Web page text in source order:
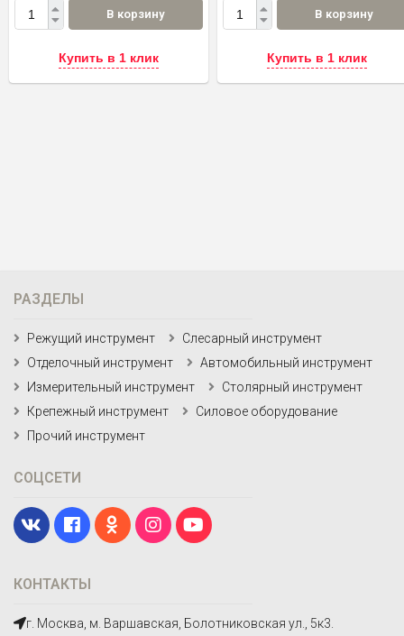
В корзину
Купить в 1 клик
В корзину
Купить в 1 клик
КОНТАКТЫ
г. Москва, м. Варшавская, Болотниковская ул., 5к3.
РАЗДЕЛЫ
Режущий инструмент
Слесарный инструмент
Отделочный инструмент
Автомобильный инструмент
Измерительный инструмент
Столярный инструмент
Крепежный инструмент
Силовое оборудование
Прочий инструмент
СОЦСЕТИ